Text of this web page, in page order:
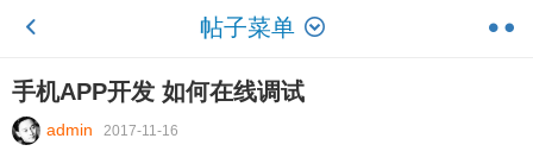
帖子菜单
手机APP开发 如何在线调试
admin 2017-11-16